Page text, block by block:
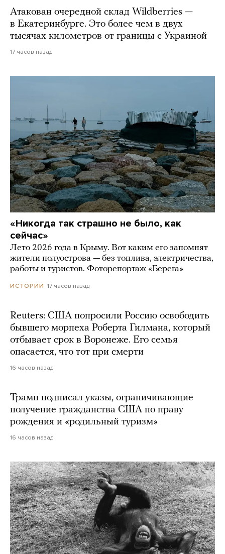
Атакован очередной склад Wildberries —
в Екатеринбурге. Это более чем в двух
тысячах километров от границы с Украиной
17 часов назад
«Никогда так страшно не было, как
сейчас»
Лето 2026 года в Крыму. Вот каким его запомнят
жители полуострова — без топлива, электричества,
работы и туристов. Фоторепортаж «Берега»
ИСТОРИИ 17 часов назад
Reuters: США попросили Россию освободить
бывшего морпеха Роберта Гилмана, который
отбывает срок в Воронеже. Его семья
опасается, что тот при смерти
16 часов назад
Трамп подписал указы, ограничивающие
получение гражданства США по праву
рождения и «родильный туризм»
16 часов назад